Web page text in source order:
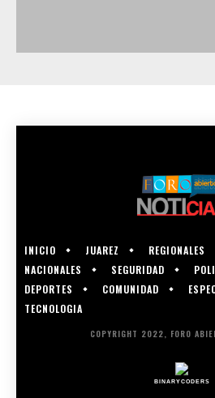
INICIO JUAREZ REGIONALES
NACIONALES
SEGURIDAD
DEPORTES
COMUNIDAD
TECNOLOGIA
COPYRIGHT 2022, FORO
BINARYCODERS